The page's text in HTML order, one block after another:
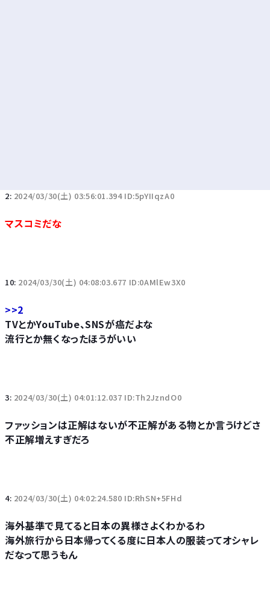
2: 2024/03/30(土) 03:56:01.394 ID:5pYIIqzA0
マスコミだな
10: 2024/03/30(土) 04:08:03.677 ID:0AMlEw3X0
>>2
TVとかYouTube、SNSが癌だよな
流行とか無くなったほうがいい
3: 2024/03/30(土) 04:01:12.037 ID:Th2JzndO0
ファッションは正解はないが不正解がある物とか言うけどさ
不正解増えすぎだろ
4: 2024/03/30(土) 04:02:24.580 ID:RhSN+5FHd
海外基準で見てると日本の異様さよくわかるわ
海外旅行から日本帰ってくる度に日本人の服装ってオシャレ
だなって思うもん